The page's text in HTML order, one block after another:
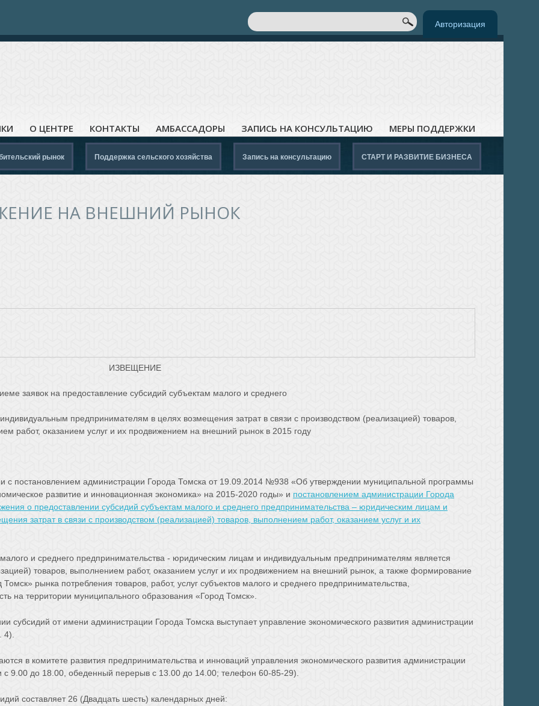
Авторизация
ФОРМА ПОИСКА
Поиск
О ЦЕНТРЕ КОНТАКТЫ АМБАССАДОРЫ ЗАПИСЬ НА КОНСУЛЬТАЦИЮ МЕРЫ ПОДДЕРЖКИ
СТАРТ И РАЗВИТИЕ БИЗНЕСА
Запись на консультацию
Поддержка сельского хозяйства
рынок
НА ВНЕШНИЙ РЫНОК
ИЗВЕЩЕНИЕ
заявок на предоставление субсидий субъектам малого и среднего
предпринимателям в целях возмещения затрат в связи с производством (реализацией) товаров,
работ, оказанием услуг и их продвижением на внешний рынок в 2015 году
администрации Города Томска от 19.09.2014 №938 «Об утверждении муниципальной программы
развитие и инновационная экономика» на 2015-2020 годы» и постановлением администрации Города
о предоставлении субсидий субъектам малого и среднего предпринимательства – юридическим лицам и
затрат в связи с производством (реализацией) товаров, выполнением работ, оказанием услуг и их
и среднего предпринимательства - юридическим лицам и индивидуальным предпринимателям является
товаров, выполнением работ, оказанием услуг и их продвижением на внешний рынок, а также формирование
рынка потребления товаров, работ, услуг субъектов малого и среднего предпринимательства,
на территории муниципального образования «Город Томск».
субсидий от имени администрации Города Томска выступает управление экономического развития администрации
4).
в комитете развития предпринимательства и инноваций управления экономического развития администрации
9.00 до 18.00, обеденный перерыв с 13.00 до 14.00; телефон 60-85-29).
составляет 26 (Двадцать шесть) календарных дней: